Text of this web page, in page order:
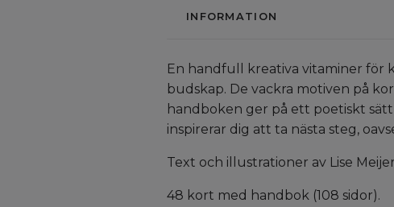
INFORMATION
En handfull kreativa vitaminer för
budskap. De vackra motiven på
handboken ger på ett poetiskt
inspirerar dig att ta nästa steg,
Text och illustrationer av Lise
48 kort med handbok (108 sidor).